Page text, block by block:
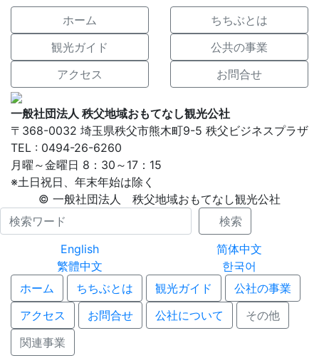
ホーム
ちちぶとは
観光ガイド
公共の事業
アクセス
お問合せ
一般社団法人 秩父地域おもてなし観光公社
〒368-0032 埼玉県秩父市熊木町9-5 秩父ビジネスプラザ
TEL : 0494-26-6260
月曜～金曜日 8：30～17：15
※土日祝日、年末年始は除く
© 一般社団法人 秩父地域おもてなし観光公社
Name
検索
English
简体中文
繁體中文
한국어
ホーム
ちちぶとは 観光ガイド
公社の事業
アクセス
お問合せ 公社について
その他
関連事業